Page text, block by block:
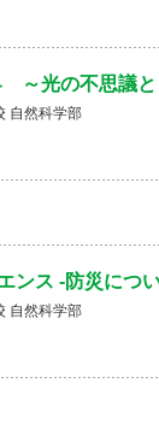
～光の不思議と
自然科学部
ンス -防災につ
自然科学部